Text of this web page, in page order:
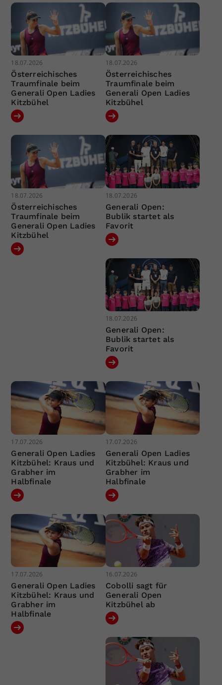
18.07.2026
Österreichisches
Traumfinale beim
Generali Open Ladies
Kitzbühel
18.07.2026
Österreichisches
Traumfinale beim
Generali Open Ladies
Kitzbühel
18.07.2026
Österreichisches
Traumfinale beim
Generali Open Ladies
Kitzbühel
18.07.2026
Generali Open:
Bublik startet als
Favorit
18.07.2026
Generali Open:
Bublik startet als
Favorit
17.07.2026
Generali Open Ladies
Kitzbühel: Kraus und
Grabher im
Halbfinale
17.07.2026
Generali Open Ladies
Kitzbühel: Kraus und
Grabher im
Halbfinale
17.07.2026
Generali Open Ladies
Kitzbühel: Kraus und
Grabher im
Halbfinale
16.07.2026
Cobolli sagt für
Generali Open
Kitzbühel ab